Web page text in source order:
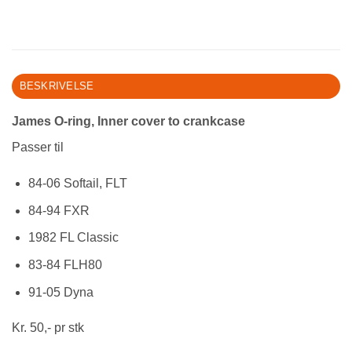
BESKRIVELSE
James O-ring, Inner cover to crankcase
Passer til
84-06 Softail, FLT
84-94 FXR
1982 FL Classic
83-84 FLH80
91-05 Dyna
Kr. 50,- pr stk